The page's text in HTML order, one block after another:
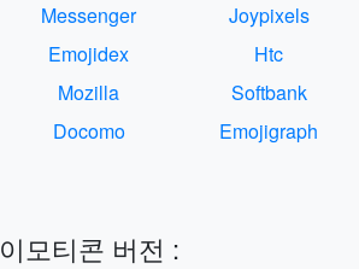
Messenger
Joypixels
Emojidex
Htc
Mozilla
Softbank
Docomo
Emojigraph
이모티콘 버전 :